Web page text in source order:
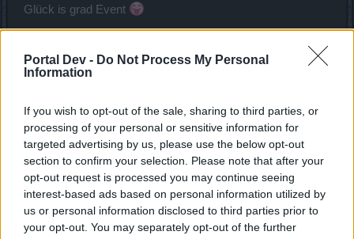
Portal Dev - Do Not Process My Personal
Information
If you wish to opt-out of the sale, sharing to third parties, or
processing of your personal or sensitive information for
targeted advertising by us, please use the below opt-out
section to confirm your selection. Please note that after your
opt-out request is processed you may continue seeing
interest-based ads based on personal information utilized by
us or personal information disclosed to third parties prior to
your opt-out. You may separately opt-out of the further
Glück is grad Event
9 März 2016
Hylarb
Boardanalytiker